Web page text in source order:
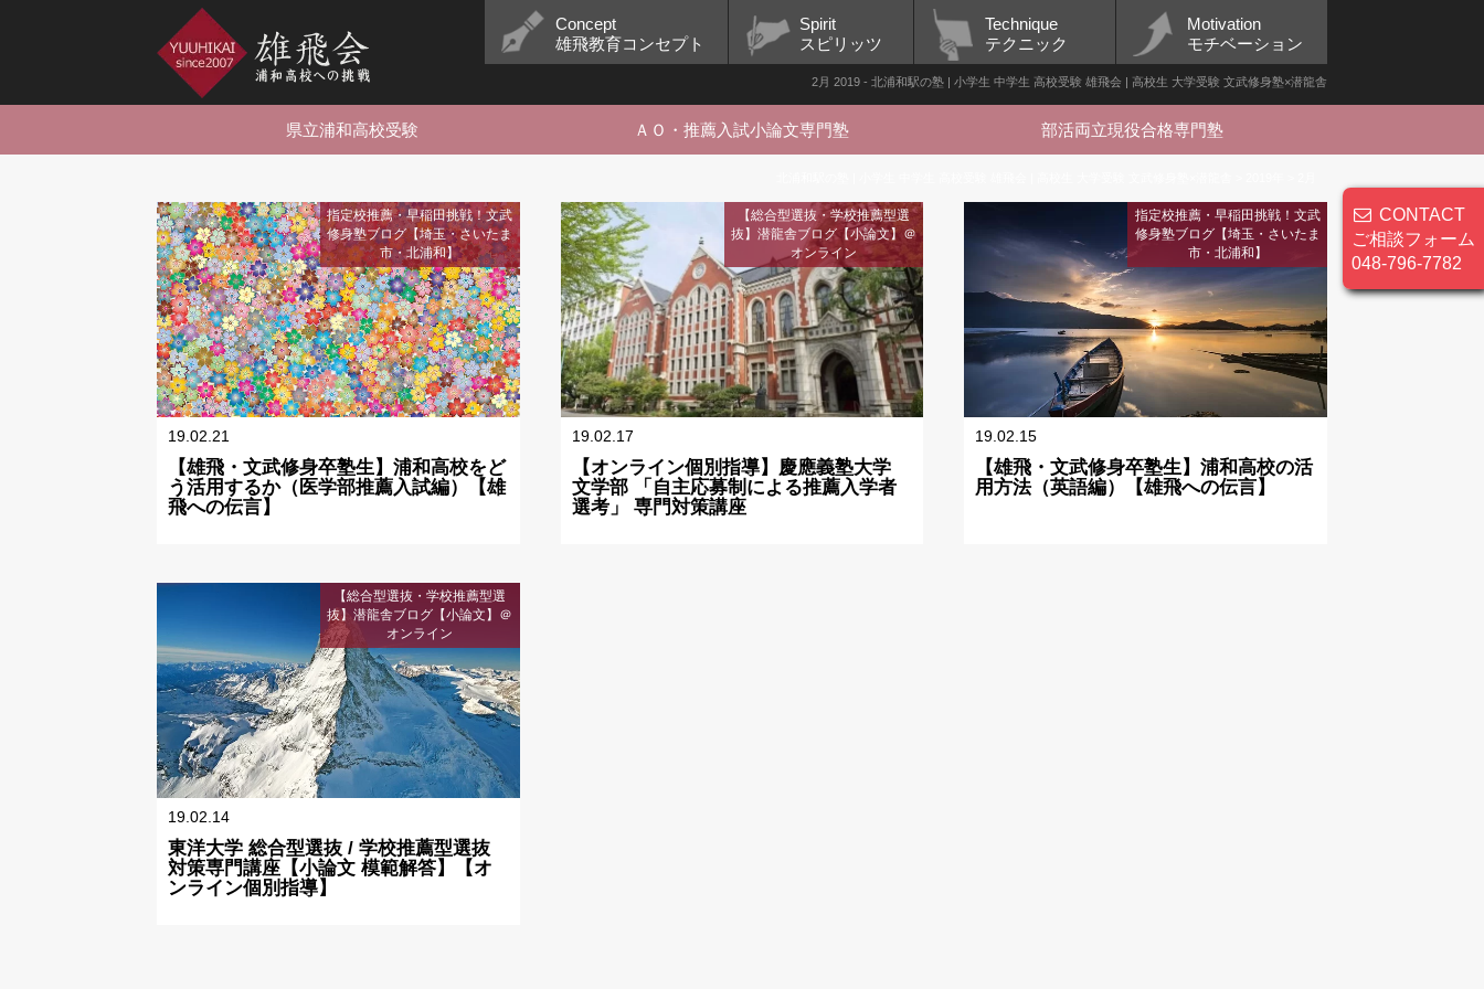
Concept
雄飛教育コンセプト
Spirit
スピリッツ
Technique
テクニック
Motivation
モチベーション
2月 2019 - 北浦和駅の塾 | 小学生 中学生 高校受験 雄飛会 | 高校生 大学受験 文武修身塾×潜龍舎
県立浦和高校受験 ＡＯ・推薦入試小論文専門塾 部活両立現役合格専門塾
CONTACT
ご相談フォーム
048-796-7782
指定校推薦・早稲田挑戦！文武
修身塾ブログ【埼玉・さいたま
市・北浦和】
19.02.21
【雄飛・文武修身卒塾生】浦和高校をど
う活用するか（医学部推薦入試編）【雄
飛への伝言】
【総合型選抜・学校推薦型選
抜】潜龍舎ブログ【小論文】＠
オンライン
19.02.17
【オンライン個別指導】慶應義塾大学
文学部 「自主応募制による推薦入学者
選考」 専門対策講座
指定校推薦・早稲田挑戦！文武
修身塾ブログ【埼玉・さいたま
市・北浦和】
19.02.15
【雄飛・文武修身卒塾生】浦和高校の活
用方法（英語編）【雄飛への伝言】
【総合型選抜・学校推薦型選
抜】潜龍舎ブログ【小論文】＠
オンライン
19.02.14
東洋大学 総合型選抜 / 学校推薦型選抜
対策専門講座【小論文 模範解答】【オ
ンライン個別指導】